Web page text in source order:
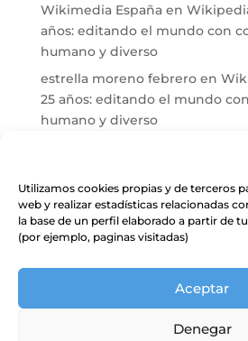
Utilizamos cookies propias y de terceros
web y realizar estadísticas relacionadas
la base de un perfil elaborado a partir de
(por ejemplo, paginas visitadas)
Aceptar
Denegar
Wikimedia Españaen
años: editando el mundo con
humano y diverso
estrella moreno febreroen
25 años: editando el mundo
humano y diverso
trabajo
Wikimedia España en
documental vasco en